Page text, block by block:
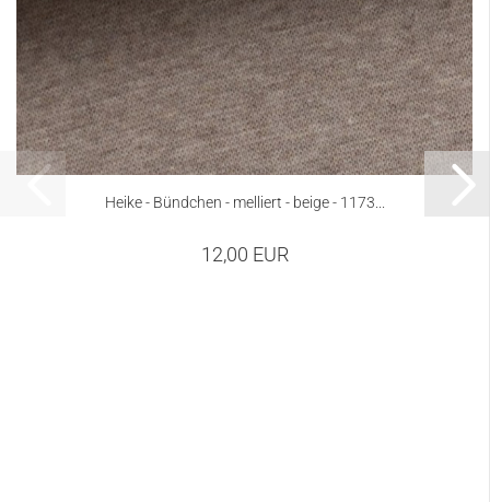
Heike - Bündchen - melliert - beige - 1173...
12,00 EUR